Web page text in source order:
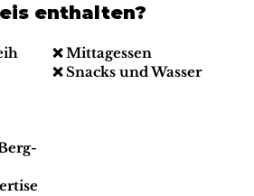
enthalten?
❌ Mittagessen
❌ Snacks und Wasser